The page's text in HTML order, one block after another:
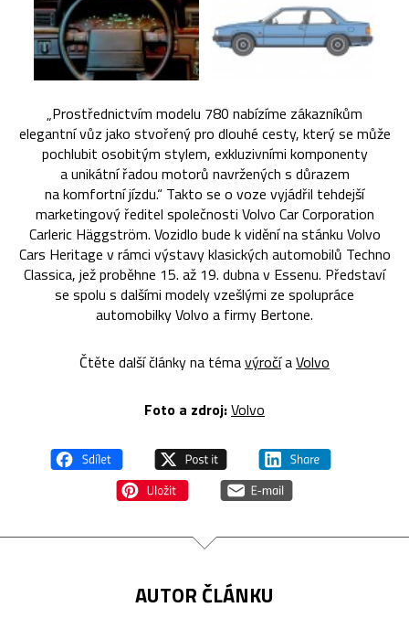
„Prostřednictvím modelu 780 nabízíme zákazníkům
elegantní vůz jako stvořený pro dlouhé cesty, který se může
pochlubit osobitým stylem, exkluzivními komponenty
a unikátní řadou motorů navržených s důrazem
na komfortní jízdu.“ Takto se o voze vyjádřil tehdejší
marketingový ředitel společnosti Volvo Car Corporation
Carleric Häggström. Vozidlo bude k vidění na stánku Volvo
Cars Heritage v rámci výstavy klasických automobilů Techno
Classica, jež proběhne 15. až 19. dubna v Essenu. Představí
se spolu s dalšími modely vzešlými ze spolupráce
automobilky Volvo a firmy Bertone.
Čtěte další články na témavýročíaVolvo
Foto a zdroj:Volvo
AUTOR ČLÁNKU